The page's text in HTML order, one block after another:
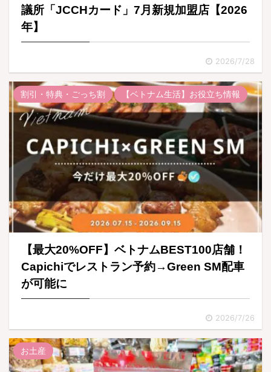
議所「JCCHカード」7月新規加盟店【2026
年】
2026/7/28
割引・特典・ごっち割 【ベトナム生活】お役立ち情報
【最大20%OFF】ベトナムBEST100店舗！
Capichiでレストラン予約→Green SM配車
が可能に
2026/7/26
お土産